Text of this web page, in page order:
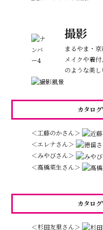
撮影
まるやま・
メイクや着付
のような美し
カタロ
＜工藤のかさん＞
＜エレナさん＞
＜みやびさん＞
＜高橋菜生さん＞
カタロ
＜杉田友里さん＞